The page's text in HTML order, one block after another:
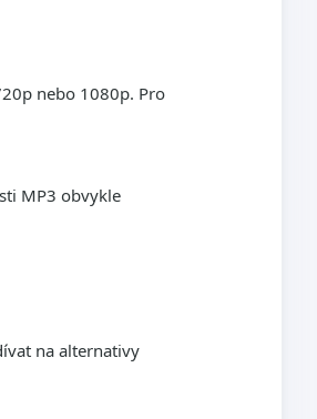
nebo 1080p. Pro
MP3 obvykle
na alternativy